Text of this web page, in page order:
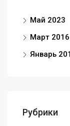
Май 2023
Март 2016
Январь
Рубрики